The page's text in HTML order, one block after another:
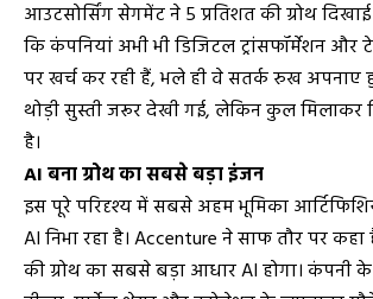
आउटसोर्सिंग सेगमेंट ने 5 प्रतिशत की ग्रोथ
कि कंपनियां अभी भी डिजिटल ट्रांसफॉर्मेशन और
पर खर्च कर रही हैं, भले ही वे सतर्क रुख अपनाए
थोड़ी सुस्ती जरूर देखी गई, लेकिन कुल मिलाकर
है।
AI बना ग्रोथ का सबसे बड़ा इंजन
इस पूरे परिदृश्य में सबसे अहम भूमिका
AI निभा रहा है। Accenture ने साफ तौर पर
की ग्रोथ का सबसे बड़ा आधार AI होगा। कंपनी